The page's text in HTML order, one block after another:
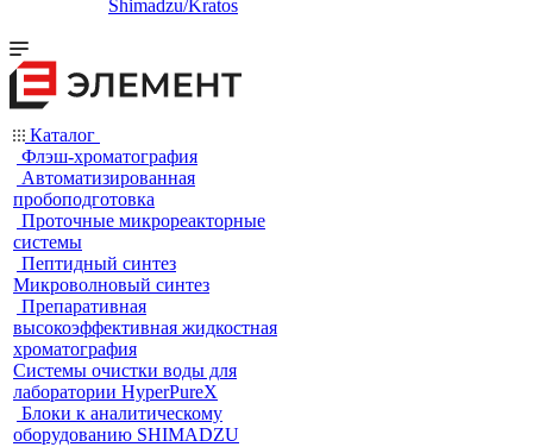
Shimadzu/Kratos
Каталог
Флэш-хроматография
Автоматизированная
пробоподготовка
Проточные микрореакторные
системы
Пептидный синтез
Микроволновый синтез
Препаративная
высокоэффективная жидкостная
хроматография
Системы очистки воды для
лаборатории HyperPureX
Блоки к аналитическому
оборудованию SHIMADZU